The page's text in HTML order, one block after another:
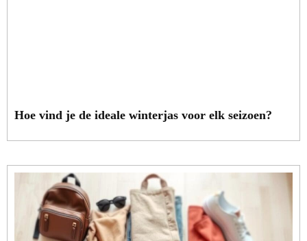
Hoe vind je de ideale winterjas voor elk seizoen?